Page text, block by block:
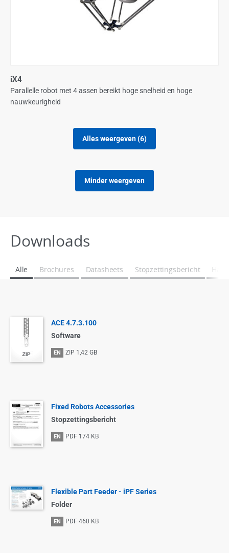
iX4
Parallelle robot met 4 assen bereikt hoge snelheid en hoge
nauwkeurigheid
Alles weergeven (6)
Minder weergeven
Downloads
Alle Brochures Datasheets Stopzettingsbericht
ACE 4.7.3.100
Software
EN ZIP 1,42 GB
Fixed Robots Accessories
Stopzettingsbericht
EN PDF 174 KB
Flexible Part Feeder - iPF Series
Folder
EN PDF 460 KB